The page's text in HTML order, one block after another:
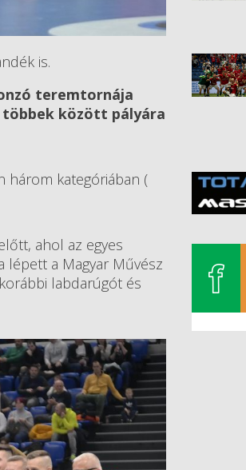
is.
teremtornája
többek között pályára
három kategóriában (
ahol az egyes
lépett a Magyar Művész
labdarúgót és